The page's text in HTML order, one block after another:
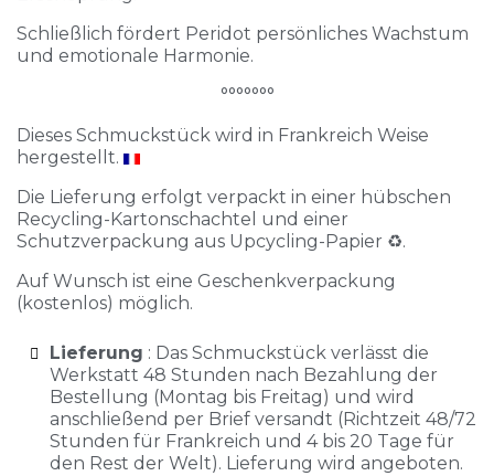
Schließlich fördert Peridot persönliches Wachstum
und emotionale Harmonie.
°°°°°°°
Dieses Schmuckstück wird in Frankreich Weise
hergestellt.
Die Lieferung erfolgt verpackt in einer hübschen
Recycling-Kartonschachtel und einer
Schutzverpackung aus Upcycling-Papier ♻️.
Auf Wunsch ist eine Geschenkverpackung
(kostenlos) möglich.
Lieferung : Das Schmuckstück verlässt die
Werkstatt 48 Stunden nach Bezahlung der
Bestellung (Montag bis Freitag) und wird
anschließend per Brief versandt (Richtzeit 48/72
Stunden für Frankreich und 4 bis 20 Tage für
den Rest der Welt). Lieferung wird angeboten.